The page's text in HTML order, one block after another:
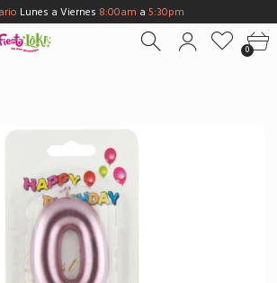
Lunes a Viernes 8:00am a 5:30pm
Sábados
5:00pm
Horario
Sábados
Domingos y Fest.9:00am
0